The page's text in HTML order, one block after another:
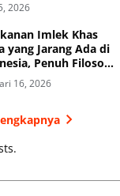
2026
Imlek Khas
yang Jarang Ada di
Penuh Filosofi
16, 2026